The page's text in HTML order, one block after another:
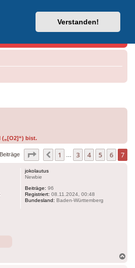
Verstanden!
Kabel-Helpdesk
(„[O2]“) bist.
Seite von
Vorherige
1 3 4 5 6 7
jokolautus
Newbie
Beiträge: 96
Registriert: 08.11.2024, 00:48
Bundesland: Baden-Württemberg